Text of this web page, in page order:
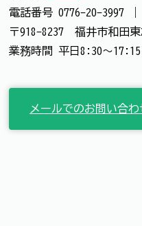
電話番号 0776-20-3997
〒918-8237 福井市和田東
業務時間 平日8:30～17:15
メールでのお問い合わ